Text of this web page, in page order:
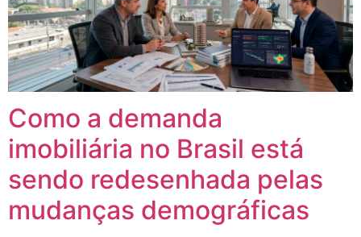
Como a demanda
imobiliária no Brasil está
sendo redesenhada pelas
mudanças demográficas